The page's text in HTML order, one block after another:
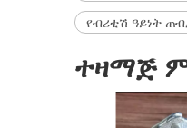
የብሪቲሽ ዓይነት
ተዛማጅ